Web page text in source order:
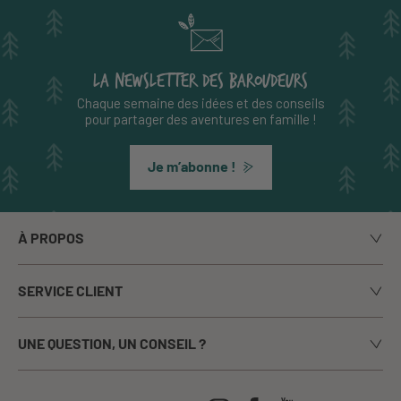
LA NEWSLETTER DES BAROUDEURS
Chaque semaine des idées et des conseils
pour partager des aventures en famille !
Je m’abonne !
À PROPOS
Notre histoire
Le blog
Nos marques
La presse en parle
SERVICE CLIENT
Livraison
Paiement sécurisé
Echanges / Retours
UNE QUESTION, UN CONSEIL ?
Appelez-nous du lundi au vendredi de 9h00 à 17h00